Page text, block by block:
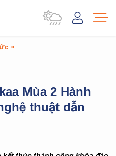
»
Mùa 2 Hành
thuật dẫn